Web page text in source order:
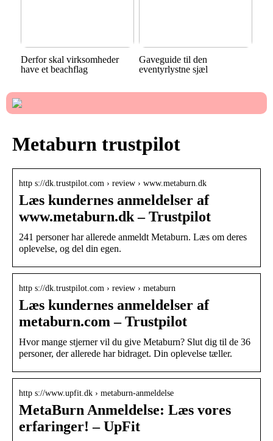
Derfor skal virksomheder
have et beachflag
Gaveguide til den
eventyrlystne sjæl
Metaburn trustpilot
http s://dk.trustpilot.com › review › www.metaburn.dk
Læs kundernes anmeldelser af
www.metaburn.dk – Trustpilot
241 personer har allerede anmeldt Metaburn. Læs om deres
oplevelse, og del din egen.
http s://dk.trustpilot.com › review › metaburn
Læs kundernes anmeldelser af
metaburn.com – Trustpilot
Hvor mange stjerner vil du give Metaburn? Slut dig til de 36
personer, der allerede har bidraget. Din oplevelse tæller.
http s://www.upfit.dk › metaburn-anmeldelse
MetaBurn Anmeldelse: Læs vores
erfaringer! – UpFit